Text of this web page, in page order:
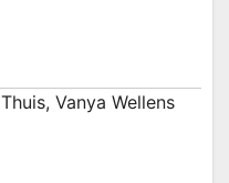
Thuis, Vanya Wellens